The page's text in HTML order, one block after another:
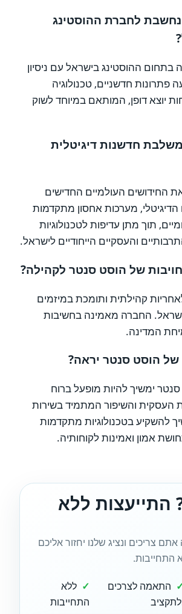
לחברת ההוסטינג
בתחום ההוסטינג בישראל עם ניסיון
פתרונות חדשניים, טכנולוגיה
יוצא דופן, המותאם במיוחד לשוק
חדשנות דיגיטלית
החידושים העולמיים החדישים
הדיגיטלי, מערכות אחסון מתקדמות
תוך מתן עדיפות לטכנולוגיות
והעסקיים הייחודיים לישראל.
של הוסט סנטר לקהילה?
קהילתית ותומכת במיזמים
החברה מאמינה בחשיבות
המדינה.
של הוסט סנטר יראה?
ימשיך להיות מופעל ברוח
והשיפור המתמיד בשירות
להשקיע בטכנולוגיות מתקדמות
אמון ואמינות לקוחותיה.
התייעצות ללא
צריכים ונציג שלנו יחזור אליכם
התחייבות.
התאמה לצרכים
ללא
התחייבות